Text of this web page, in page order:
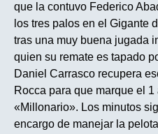
que la contuvo Federico
los tres palos en el Gigante
tras una muy buena jugada
quien su remate es tapado
Daniel Carrasco recupera
Rocca para que marque el
«Millonario». Los minutos
encargo de manejar la